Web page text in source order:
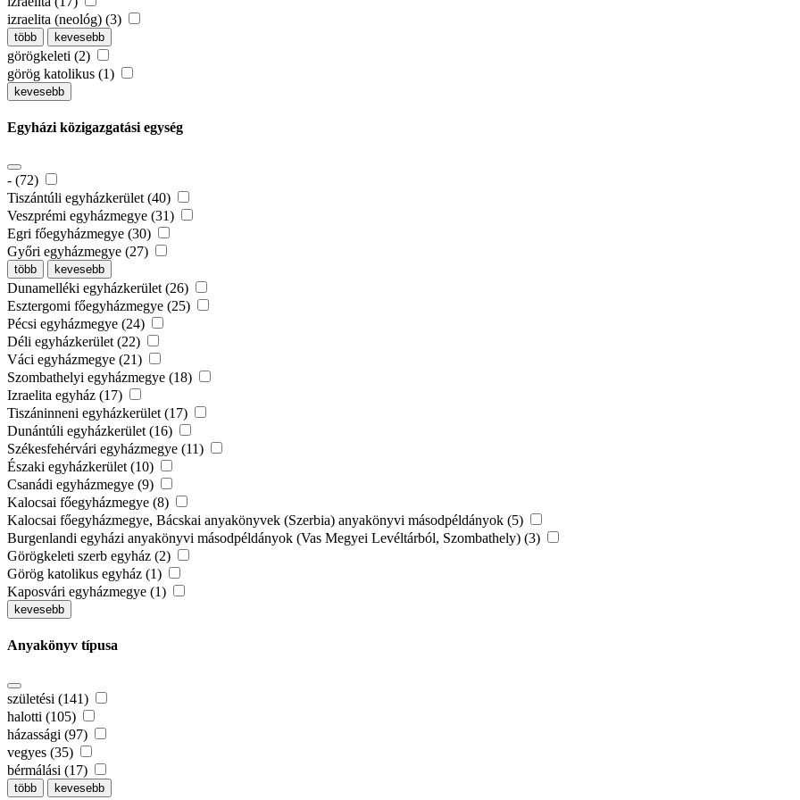
izraelita (neológ) (3)
több kevesebb
görögkeleti (2)
görög katolikus (1)
kevesebb
Egyházi közigazgatási egység
- (72)
Tiszántúli egyházkerület (40)
Veszprémi egyházmegye (31)
Egri főegyházmegye (30)
Győri egyházmegye (27)
több kevesebb
Dunamelléki egyházkerület (26)
Esztergomi főegyházmegye (25)
Pécsi egyházmegye (24)
Déli egyházkerület (22)
Váci egyházmegye (21)
Szombathelyi egyházmegye (18)
Izraelita egyház (17)
Tiszáninneni egyházkerület (17)
Dunántúli egyházkerület (16)
Székesfehérvári egyházmegye (11)
Északi egyházkerület (10)
Csanádi egyházmegye (9)
Kalocsai főegyházmegye (8)
Kalocsai főegyházmegye, Bácskai anyakönyvek (Szerbia) anyakönyvi másodpéldányok (5)
Burgenlandi egyházi anyakönyvi másodpéldányok (Vas Megyei Levéltárból, Szombathely) (3)
Görögkeleti szerb egyház (2)
Görög katolikus egyház (1)
Kaposvári egyházmegye (1)
kevesebb
Anyakönyv típusa
születési (141)
halotti (105)
házassági (97)
vegyes (35)
bérmálási (17)
több kevesebb